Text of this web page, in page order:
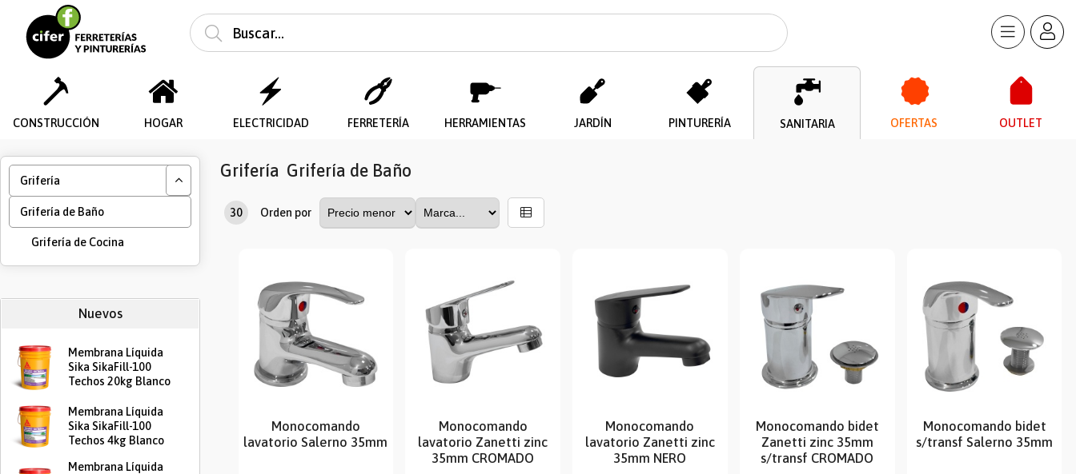
CONSTRUCCIÓN HOGAR ELECTRICIDAD FERRETERÍA HERRAMIENTAS JARDÍN PINTURERÍA SANITARIA OFERTAS OUTLET
Grifería Grifería de Baño
30 Orden por
Monocomando
lavatorio Salerno 35mm
Monocomando
lavatorio Zanetti zinc
35mm CROMADO
Monocomando
lavatorio Zanetti zinc
35mm NERO
Monocomando bidet
Zanetti zinc 35mm
s/transf CROMADO
Monocomando bidet
s/transf Salerno 35mm
Grifería
Grifería de Baño
Grifería de Cocina
Nuevos
Membrana Líquida
Sika SikaFill-100
Techos 20kg Blanco
Membrana Líquida
Sika SikaFill-100
Techos 4kg Blanco
Membrana Líquida